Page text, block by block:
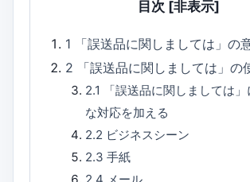
目次 [非表示]
1
「誤送品に関しましては」の
2
「誤送品に関しましては」の
2.1
「誤送品に関しましては
な対応を加える
2.2 ビジネスシーン
2.3 手紙